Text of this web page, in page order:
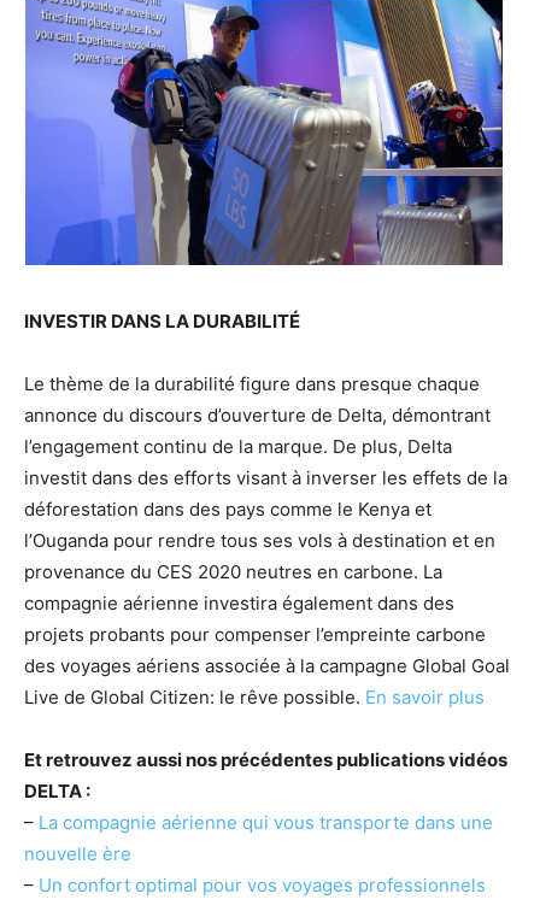
INVESTIR DANS LA DURABILITÉ
Le thème de la durabilité figure dans presque chaque
annonce du discours d’ouverture de Delta, démontrant
l’engagement continu de la marque. De plus, Delta
investit dans des efforts visant à inverser les effets de la
déforestation dans des pays comme le Kenya et
l’Ouganda pour rendre tous ses vols à destination et en
provenance du CES 2020 neutres en carbone. La
compagnie aérienne investira également dans des
projets probants pour compenser l’empreinte carbone
des voyages aériens associée à la campagne Global Goal
Live de Global Citizen: le rêve possible. En savoir plus
Et retrouvez aussi nos précédentes publications vidéos
DELTA :
– La compagnie aérienne qui vous transporte dans une
nouvelle ère
– Un confort optimal pour vos voyages professionnels